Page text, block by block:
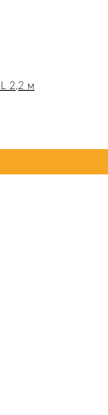
L 2,2 м